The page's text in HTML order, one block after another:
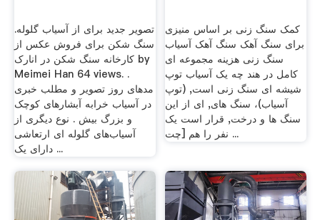
تصویر جدید برای از آسیاب گلوله.
سنگ شکن برای فروش عکس از
کارخانه سنگ شکن در انارک by
Meimei Han 64 views. .
مدهای روز تصویر و مطلب خبری
در آسیاب خرابه آبشارهای کوچک
و بزرگ بیش . نوع دیگری از
آسیاب‌های گلوله ‌ای ارتعاشی
دارای یک ...
کمک سنگ زنی بر اساس منیزی
برای سنگ آهک سنگ آهک آسیاب
سنگ زنی هزینه مجموعه ای
کامل در هند چه یک آسیاب توپ
شیشه ای سنگ زنی است, (توپ
آسیاب)، سنگ های, ای از این
سنگ ها و درخت, قرار است یک
نفر را هم [چت ...